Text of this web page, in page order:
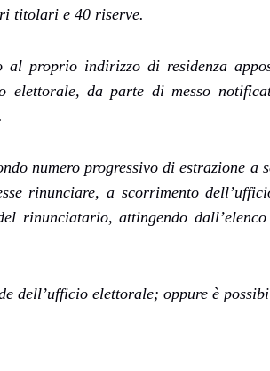
titolari e 40 riserve.
al proprio indirizzo di residenza
elettorale, da parte di messo
numero progressivo di estrazione a
rinunciare, a scorrimento
rinunciatario, attingendo
dell’ufficio elettorale; oppure è